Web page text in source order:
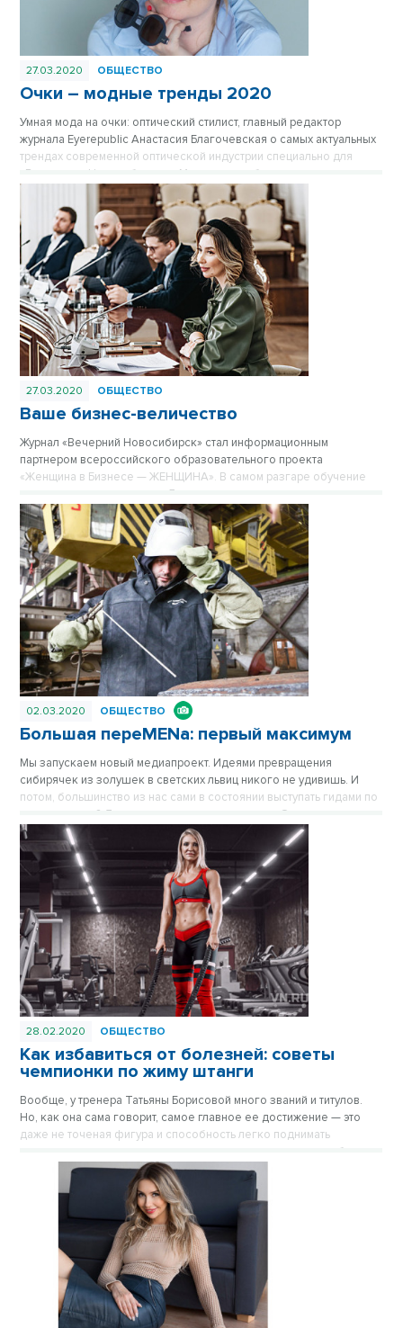
27.03.2020 ОБЩЕСТВО
Очки – модные тренды 2020
Умная мода на очки: оптический стилист, главный редактор
журнала Eyerepublic Анастасия Благочевская о самых актуальных
трендах современной оптической индустрии специально для
«Вечернего Новосибирска». Материал опубликован в журнале
«Вечерний Новосибирск» №3 от 27 марта 2020 года.
27.03.2020 ОБЩЕСТВО
Ваше бизнес-величество
Журнал «Вечерний Новосибирск» стал информационным
партнером всероссийского образовательного проекта
«Женщина в Бизнесе — ЖЕНЩИНА». В самом разгаре обучение
участниц десятого потока. Лекции, тренинги, мастер-классы и
воркшопы на такие темы, как брендинг, ведение переговоров,
стратегическое планирование, финансовая грамотность,
государственная поддержка. Материал опубликован в журнале
«Вечерний Новосибирск» №3 от 27 марта 2020 года.
02.03.2020 ОБЩЕСТВО
Большая переMENа: первый максимум
Мы запускаем новый медиапроект. Идеями превращения
сибирячек из золушек в светских львиц никого не удивишь. И
потом, большинство из нас сами в состоянии выступать гидами по
стилю, правда? Другое дело — наши кавалеры. Они делают вид,
что мода их не интересует, и страшно боятся примерочных… Так
ли это на самом деле? Материал опубликован в газете «Вечерний
Новосибирск» №2 от 28 февраля 2020 года.
28.02.2020 ОБЩЕСТВО
Как избавиться от болезней: советы
чемпионки по жиму штанги
Вообще, у тренера Татьяны Борисовой много званий и титулов.
Но, как она сама говорит, самое главное ее достижение — это
даже не точеная фигура и способность легко поднимать
многокилограммовые гири, а возможность чувствовать себя
совершенно здоровым человеком. И чтобы все это стало
реальностью, для начала нужно было всего лишь… обнулиться.
Материал опубликован в газете «Вечерний Новосибирск» №2 от
28 февраля 2020 года.